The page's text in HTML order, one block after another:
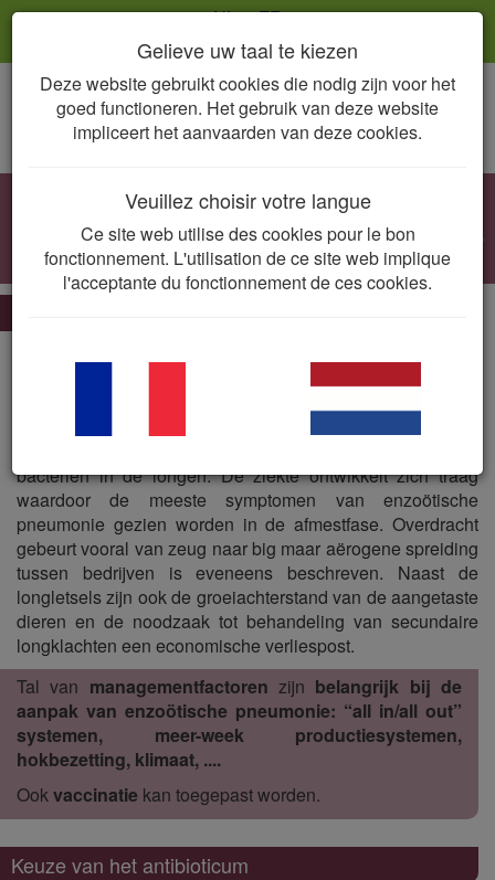
NL FR
Enzoötische pneumonie
Mycoplasma hyopneumoniae
bacteriën in de longen. De ziekte ontwikkelt zich traag
waardoor de meeste symptomen van enzoötische
pneumonie gezien worden in de afmestfase. Overdracht
gebeurt vooral van zeug naar big maar aërogene spreiding
tussen bedrijven is eveneens beschreven. Naast de
longletsels zijn ook de groeiachterstand van de aangetaste
dieren en de noodzaak tot behandeling van secundaire
longklachten een economische verliespost.
Tal van managementfactoren zijn belangrijk bij de
aanpak van enzoötische pneumonie: “all in/all out”
systemen, meer-week productiesystemen,
hokbezetting, klimaat, ....
Ookvaccinatie kan toegepast worden.
Keuze van het antibioticum
Gelieve uw taal te kiezen
Deze website gebruikt cookies die nodig zijn voor het
goed functioneren. Het gebruik van deze website
impliceert het aanvaarden van deze cookies.
Veuillez choisir votre langue
Ce site web utilise des cookies pour le bon
fonctionnement. L'utilisation de ce site web implique
l'acceptante du fonctionnement de ces cookies.